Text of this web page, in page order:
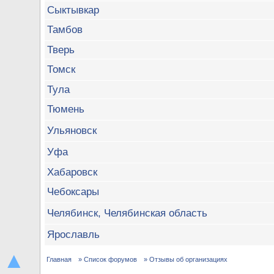
▲
Сыктывкар
Тамбов
Тверь
Томск
Тула
Тюмень
Ульяновск
Уфа
Хабаровск
Чебоксары
Челябинск, Челябинская область
Ярославль
Главная » Список форумов » Отзывы об организациях